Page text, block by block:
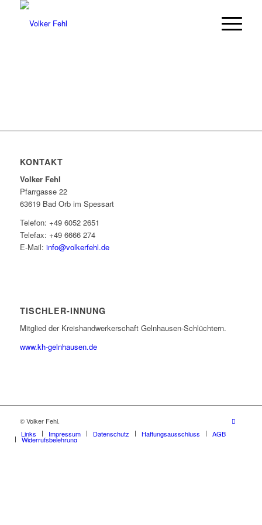
KONTAKT
Volker Fehl
Pfarrgasse 22
63619 Bad Orb im Spessart
Telefon: +49 6052 2651
Telefax: +49 6666 274
E-Mail: info@volkerfehl.de
TISCHLER-INNUNG
Mitglied der Kreishandwerkerschaft Gelnhausen-Schlüchtern.
www.kh-gelnhausen.de
© Volker Fehl.
Links
Impressum Datenschutz Haftungsausschluss AGB
Widerrufsbelehrung